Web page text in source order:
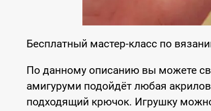
Бесплатный мастер-класс по
По данному описанию вы можете
амигуруми подойдёт любая
подходящий крючок. Игрушку